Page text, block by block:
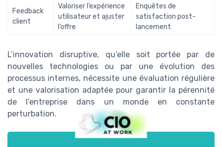
Feedback
client
Valoriser l’expérience
utilisateur et ajuster
l’offre
Enquêtes de
satisfaction post-
lancement
L’innovation disruptive, qu’elle soit portée par de
nouvelles technologies ou par une évolution des
processus internes, nécessite une évaluation régulière
et une valorisation adaptée pour garantir la pérennité
de l’entreprise dans un monde en constante
perturbation.